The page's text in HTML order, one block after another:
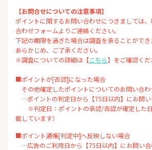
【お問合せについての注意事項】
ポイントに関するお問い合わせにつきましては
合わせフォームよりご連絡ください。
下記の期限を過ぎた場合は調査を承ることができ
あらかじめ、ご了承ください。
※調査についての詳細は【こちら】をご確認くだ
■ポイントが[否認]になった場合
その他確定したポイントについてのお問い合わ
…ポイントの判定日から【75日以内】にお問い
※判定日：ポイントの承認/否認が確定した
載しています）
■ポイント通帳[判定中]へ反映しない場合
…広告のご利用日から【75日以内】にお問い合